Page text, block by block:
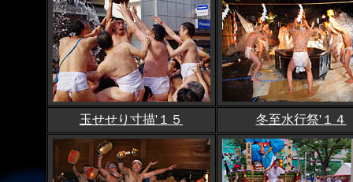
玉せせり寸描'１５ 冬至水行祭'１４